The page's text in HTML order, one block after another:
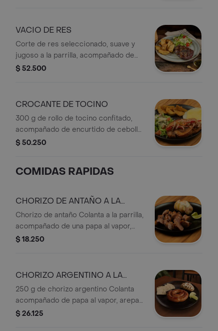
VACIO DE RES
Corte de res seleccionado, suave y
jugoso a la parrilla, acompañado de
papa según elección (francesa, al
$ 52.500
CROCANTE DE TOCINO
300 g de rollo de tocino confitado,
acompañado de encurtido de cebolla
y pimentón, papa según elección
$ 50.250
COMIDAS RAPIDAS
CHORIZO DE ANTAÑO A LA
PARRILLA
Chorizo de antaño Colanta a la parrilla,
acompañado de una papa al vapor,
arepa tipo media tela y una rodaja de
$ 18.250
CHORIZO ARGENTINO A LA
PARRILLA
250 g de chorizo argentino Colanta
acompañado de papa al vapor, arepa
y una rodaja de limón.
$ 26.125